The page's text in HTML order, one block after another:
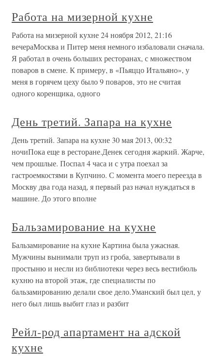
Работа на мизерной кухне
Работа на мизерной кухне 24 ноября 2012, 21:16
вечераМосква и Питер меня немного избаловали сначала.
Я работал в очень больших ресторанах, с множеством
поваров в смене. К примеру, в «Пьяццо Итальяно», у
меня в горячем цеху было 9 поваров, это не считая
одного коренщика, одного
День третий. Запара на кухне
День третий. Запара на кухне 30 мая 2013, 00:32
ночиПока еще в ресторане.Денек сегодня жаркий. Жарче,
чем прошлые. Поспал 4 часа и с утра поехал за
гастроемкостями в Купчино. С момента моего переезда в
Москву два года назад, я первый раз начал нуждаться в
машине. До этого вполне
Бальзамирование на кухне
Бальзамирование на кухне Картина была ужасная.
Мужчины вынимали труп из гроба, завертывали в
простыню и несли из библиотеки через весь вестибюль
кухню на второй этаж, где специалисты по
бальзамированию делали свое дело.Уманский был цел, у
него был лишь выбит глаз и разбит
Рейл-род апартамент на адской
кухне